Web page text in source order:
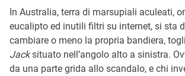
In Australia, terra di marsupiali aculeati,
eucalipto ed inutili filtri su internet, si sta
cambiare o meno la propria bandiera,
Jacksituato nell’angolo alto a sinistra.
da una parte grida allo scandalo, e chi